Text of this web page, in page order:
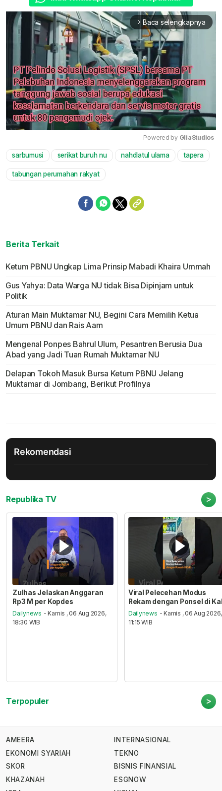
arrow_forward_ios Baca selengkapnya
Mute
Powered by GliaStudios
sarbumusi serikat buruh nu nahdlatul ulama tapera
tabungan perumahan rakyat
Berita Terkait
Ketum PBNU Ungkap Lima Prinsip Mabadi Khaira Ummah
Gus Yahya: Data Warga NU tidak Bisa Dipinjam untuk
Politik
Aturan Main Muktamar NU, Begini Cara Memilih Ketua
Umum PBNU dan Rais Aam
Mengenal Ponpes Bahrul Ulum, Pesantren Berusia Dua
Abad yang Jadi Tuan Rumah Muktamar NU
Delapan Tokoh Masuk Bursa Ketum PBNU Jelang
Muktamar di Jombang, Berikut Profilnya
Rekomendasi
Republika TV >
Zulhas Jelaskan Anggaran
Rp3 M per Kopdes
Dailynews - Kamis , 06 Aug 2026,
18:30 WIB
Viral Pelecehan Modus
Rekam dengan Ponsel di
Dailynews - Kamis , 06 Aug 2026,
11:15 WIB
Terpopuler >
AMEERA
EKONOMI SYARIAH
SKOR
KHAZANAH
INTERNASIONAL
TEKNO
BISNIS FINANSIAL
ESGNOW